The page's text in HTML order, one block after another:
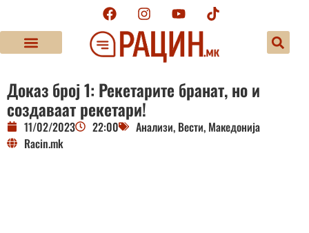
Доказ број 1: Рекетарите бранат, но и
создаваат рекетари!
11/02/2023 22:00 Анализи, Вести, Македонија
Racin.mk